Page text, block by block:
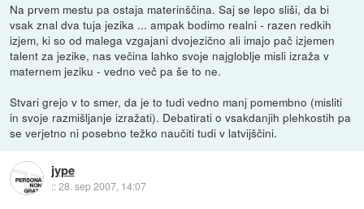
Na prvem mestu pa ostaja materinščina. Saj se lepo sliši, da bi
vsak znal dva tuja jezika ... ampak bodimo realni - razen redkih
izjem, ki so od malega vzgajani dvojezično ali imajo pač izjemen
talent za jezike, nas večina lahko svoje najgloblje misli izraža v
maternem jeziku - vedno več pa še to ne.
Stvari grejo v to smer, da je to tudi vedno manj pomembno (misliti
in svoje razmišljanje izražati). Debatirati o vsakdanjih plehkostih pa
se verjetno ni posebno težko naučiti tudi v latvijščini.
jype
::28. sep 2007, 14:07